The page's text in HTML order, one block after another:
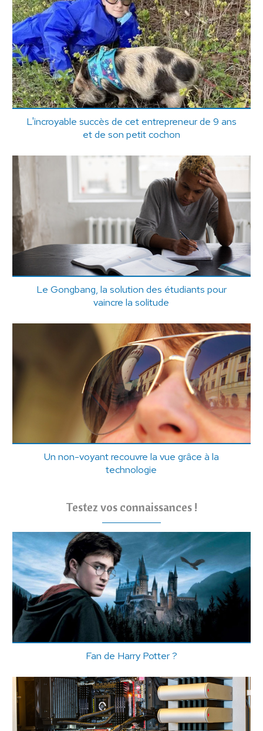
L'incroyable succès de cet entrepreneur de 9 ans
et de son petit cochon
Le Gongbang, la solution des étudiants pour
vaincre la solitude
Un non-voyant recouvre la vue grâce à la
technologie
Testez vos connaissances !
Fan de Harry Potter ?